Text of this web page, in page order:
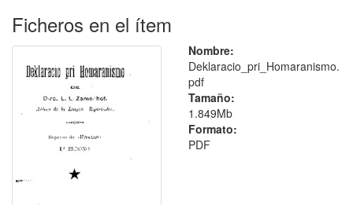
Ficheros en el ítem
Nombre:
Deklaracio_pri_Homaranismo.
pdf
Tamaño:
1.849Mb
Formato:
PDF